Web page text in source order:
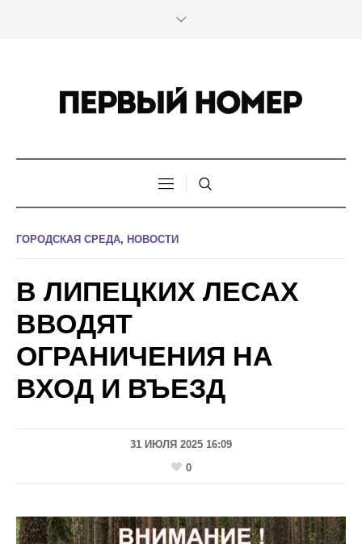
ГОРОДСКАЯ СРЕДА, НОВОСТИ
В ЛИПЕЦКИХ ЛЕСАХ
ВВОДЯТ
ОГРАНИЧЕНИЯ НА
ВХОД И ВЪЕЗД
31 ИЮЛЯ 2025 16:09
0